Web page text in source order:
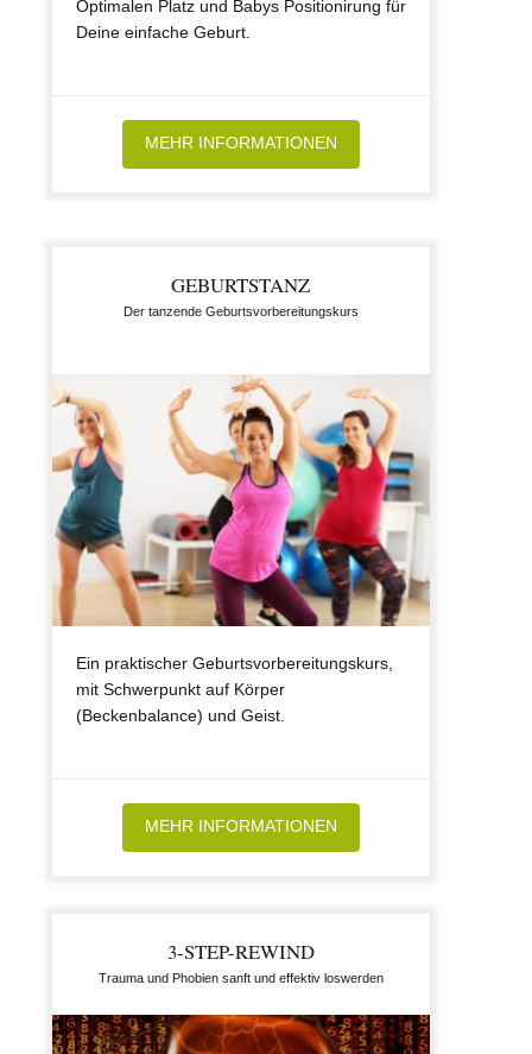
Optimalen Platz und Babys Positionirung für
Deine einfache Geburt.
MEHR INFORMATIONEN
GEBURTSTANZ
Der tanzende Geburtsvorbereitungskurs
Ein praktischer Geburtsvorbereitungskurs,
mit Schwerpunkt auf Körper
(Beckenbalance) und Geist.
MEHR INFORMATIONEN
3-STEP-REWIND
Trauma und Phobien sanft und effektiv loswerden